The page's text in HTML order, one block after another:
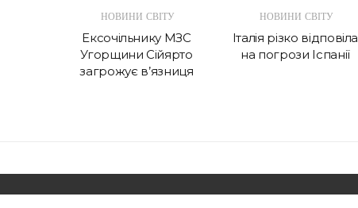
НОВИНИ СВІТУ
Ексочільнику МЗС
Угорщини Сійярто
загрожує в’язниця
НОВИНИ СВІТУ
Італія різко відповіла
на погрози Іспанії